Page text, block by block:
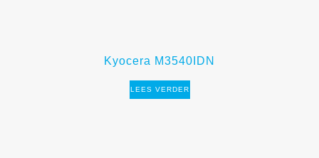
Kyocera M3540IDN
LEES VERDER